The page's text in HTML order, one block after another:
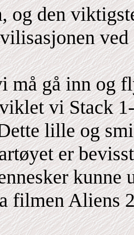
og den
må gå inn og
vi Stack
lille og
er
filmen Aliens